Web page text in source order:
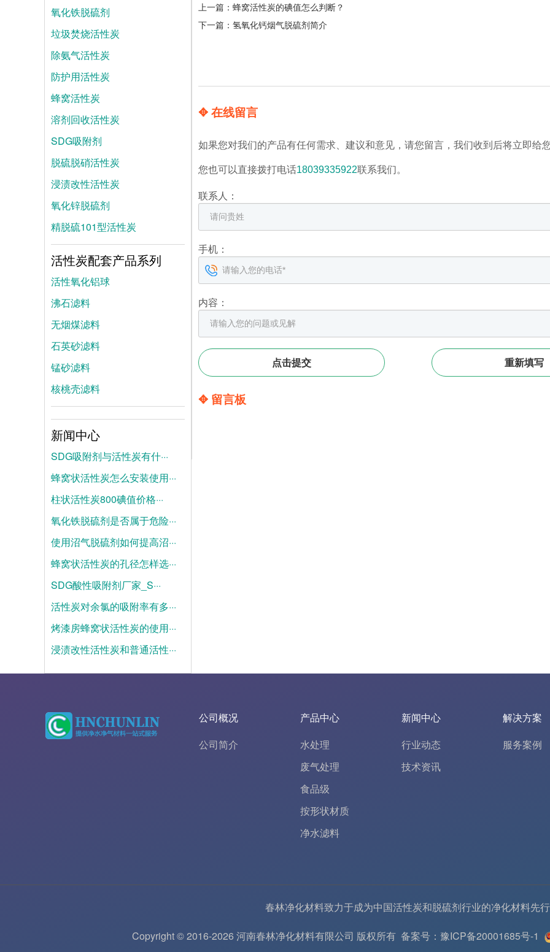
上一篇： 蜂窝活性炭的碘值怎么判断？
下一篇： 氢氧化钙烟气脱硫剂简介
✥ 在线留言
如果您对我们的产品有任何需求、建议和意见，请您留言，我们收到后将立即给
您也可以直接拨打电话18039335922联系我们。
联系人：
手机：
内容：
✥ 留言板
氧化铁脱硫剂
垃圾焚烧活性炭
除氨气活性炭
防护用活性炭
蜂窝活性炭
溶剂回收活性炭
SDG吸附剂
脱硫脱硝活性炭
浸渍改性活性炭
氧化锌脱硫剂
精脱硫101型活性炭
活性炭配套产品系列
活性氧化铝球
沸石滤料
无烟煤滤料
石英砂滤料
锰砂滤料
核桃壳滤料
新闻中心
SDG吸附剂与活性炭有什···
2026-08-04
蜂窝状活性炭怎么安装使用···
2026-07-28
柱状活性炭800碘值价格···
2026-07-21
氧化铁脱硫剂是否属于危险···
2025-06-19
使用沼气脱硫剂如何提高沼···
2025-06-12
蜂窝状活性炭的孔径怎样选···
2025-06-05
SDG酸性吸附剂厂家_S···
2025-05-28
活性炭对余氯的吸附率有多···
2025-05-21
烤漆房蜂窝状活性炭的使用···
2025-05-14
浸渍改性活性炭和普通活性···
2025-05-07
公司概况
公司简介
产品中心
水处理
废气处理
食品级
按形状材质
净水滤料
新闻中心
行业动态
技术资讯
解决方案
服务案例
春林净化材料致力于成为中国活性炭和脱硫剂行业的净化材料先
Copyright © 2016-2026 河南春林净化材料有限公司 版权所有 备案号：豫ICP备20001685号-1